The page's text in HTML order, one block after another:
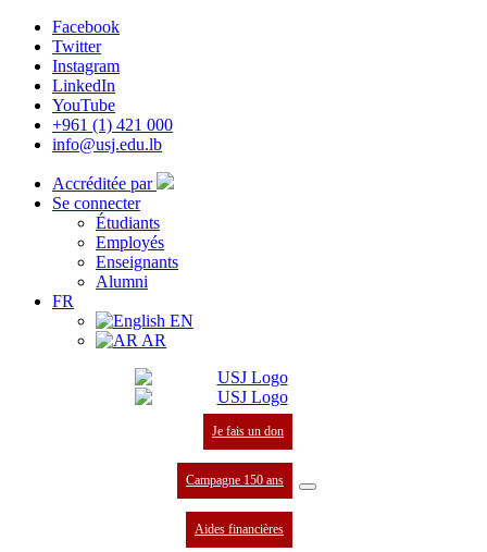
Facebook
Twitter
Instagram
LinkedIn
YouTube
+961 (1) 421 000
info@usj.edu.lb
Accréditée par
Se connecter
Étudiants
Employés
Enseignants
Alumni
FR
EN
AR
Je fais un don
Campagne 150 ans
Aides financières